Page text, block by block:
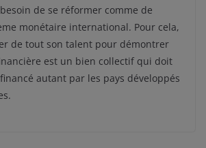
de se réformer comme de
monétaire international. Pour cela,
de tout son talent pour démontrer
est un bien collectif qui doit
autant par les pays développés